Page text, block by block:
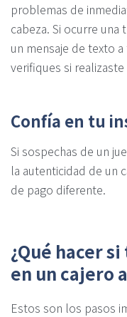
problemas de
cabeza. Si ocurre una
un mensaje de texto
verifiques si
Confía en tu
Si sospechas de un
la autenticidad de un
de pago diferente.
¿Qué hacer
en un cajero
Estos son los pasos